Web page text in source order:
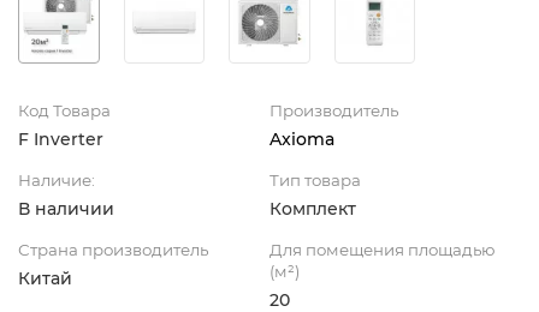
Код Товара
F Inverter
Производитель
Axioma
Наличие:
В наличии
Тип товара
Комплект
Страна производитель
Китай
Для помещения площадью
(м²)
20